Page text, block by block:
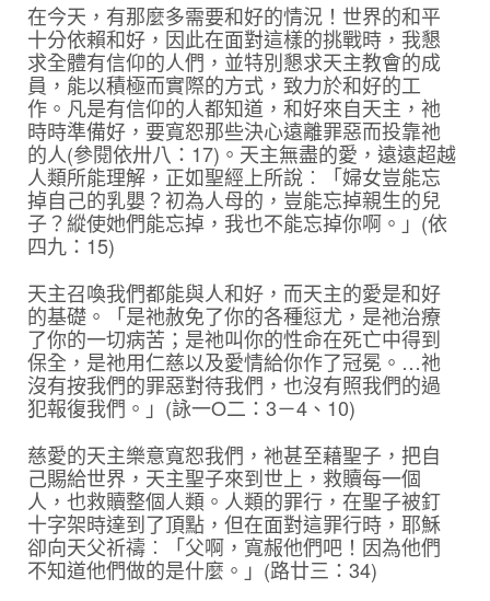
在今天，有那麼多需要和好的情況！世界的和平
十分依賴和好，因此在面對這樣的挑戰時，我懇
求全體有信仰的人們，並特別懇求天主教會的成
員，能以積極而實際的方式，致力於和好的工
作。凡是有信仰的人都知道，和好來自天主，祂
時時準備好，要寬恕那些決心遠離罪惡而投靠祂
的人(參閱依卅八：17)。天主無盡的愛，遠遠超越
人類所能理解，正如聖經上所說︰「婦女豈能忘
掉自己的乳嬰？初為人母的，豈能忘掉親生的兒
子？縱使她們能忘掉，我也不能忘掉你啊。」(依
四九：15)
天主召喚我們都能與人和好，而天主的愛是和好
的基礎。「是祂赦免了你的各種愆尤，是祂治療
了你的一切病苦；是祂叫你的性命在死亡中得到
保全，是祂用仁慈以及愛情給你作了冠冕。…祂
沒有按我們的罪惡對待我們，也沒有照我們的過
犯報復我們。」(詠一Ο二：3－4、10)
慈愛的天主樂意寬恕我們，祂甚至藉聖子，把自
己賜給世界，天主聖子來到世上，救贖每一個
人，也救贖整個人類。人類的罪行，在聖子被釘
十字架時達到了頂點，但在面對這罪行時，耶穌
卻向天父祈禱︰「父啊，寬赧他們吧！因為他們
不知道他們做的是什麼。」(路廿三：34)